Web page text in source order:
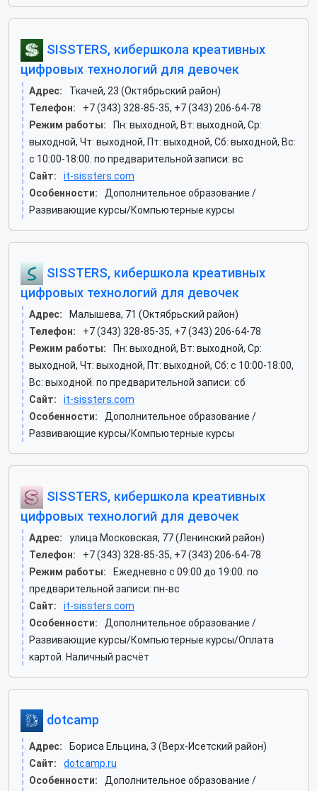
SISSTERS, кибершкола креативных
цифровых технологий для девочек
Адрес:
Ткачей, 23 (Октябрьский район)
Телефон:
+7 (343) 328-85-35, +7 (343) 206-64-78
Режим работы:
Пн: выходной, Вт: выходной, Ср:
выходной, Чт: выходной, Пт: выходной, Сб: выходной, Вс:
c 10:00-18:00. по предварительной записи: вс
Сайт:
it-sissters.com
Особенности:
Дополнительное образование /
Развивающие курсы/Компьютерные курсы
SISSTERS, кибершкола креативных
цифровых технологий для девочек
Адрес:
Малышева, 71 (Октябрьский район)
Телефон:
+7 (343) 328-85-35, +7 (343) 206-64-78
Режим работы:
Пн: выходной, Вт: выходной, Ср:
выходной, Чт: выходной, Пт: выходной, Сб: c 10:00-18:00,
Вс: выходной. по предварительной записи: сб
Сайт:
it-sissters.com
Особенности:
Дополнительное образование /
Развивающие курсы/Компьютерные курсы
SISSTERS, кибершкола креативных
цифровых технологий для девочек
Адрес:
улица Московская, 77 (Ленинский район)
Телефон:
+7 (343) 328-85-35, +7 (343) 206-64-78
Режим работы:
Ежедневно с 09:00 до 19:00. по
предварительной записи: пн-вс
Сайт:
it-sissters.com
Особенности:
Дополнительное образование /
Развивающие курсы/Компьютерные курсы/Оплата
картой. Наличный расчёт
dotcamp
Адрес:
Бориса Ельцина, 3 (Верх-Исетский район)
Сайт:
dotcamp.ru
Особенности:
Дополнительное образование /